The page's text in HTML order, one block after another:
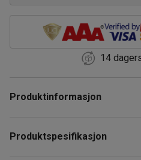
14
Produktinformasjon
Sakseløfteren kan monteres i
Produktspesifikasjon